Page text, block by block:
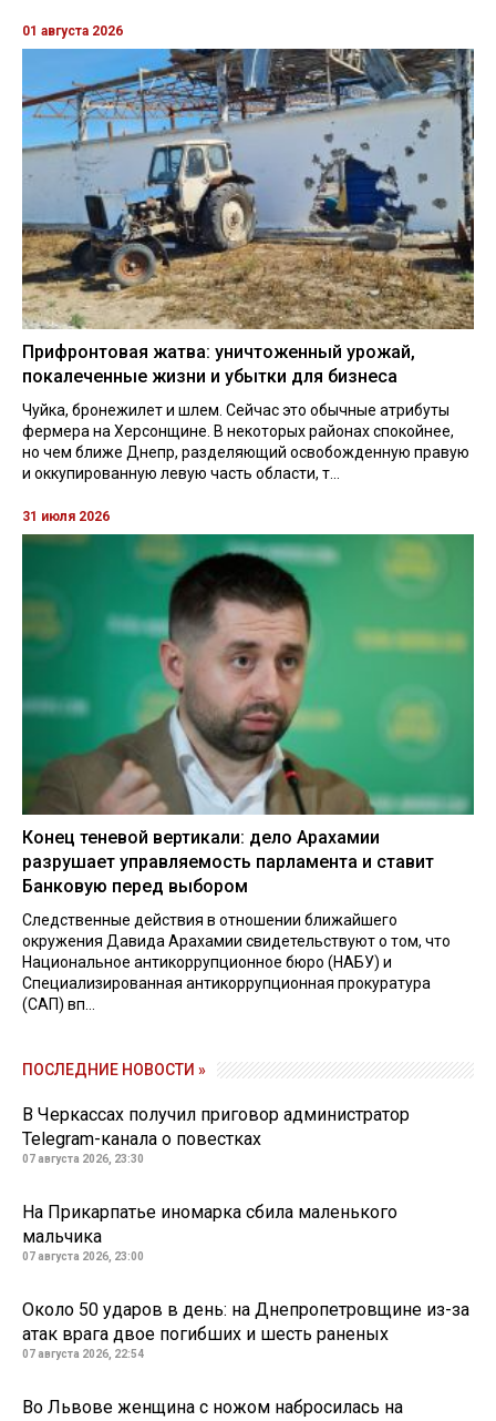
01 августа 2026
Прифронтовая жатва: уничтоженный урожай,
покалеченные жизни и убытки для бизнеса
Чуйка, бронежилет и шлем. Сейчас это обычные атрибуты
фермера на Херсонщине. В некоторых районах спокойнее,
но чем ближе Днепр, разделяющий освобожденную правую
и оккупированную левую часть области, т...
31 июля 2026
Конец теневой вертикали: дело Арахамии
разрушает управляемость парламента и ставит
Банковую перед выбором
Следственные действия в отношении ближайшего
окружения Давида Арахамии свидетельствуют о том, что
Национальное антикоррупционное бюро (НАБУ) и
Специализированная антикоррупционная прокуратура
(САП) вп...
ПОСЛЕДНИЕ НОВОСТИ »
В Черкассах получил приговор администратор
Telegram-канала о повестках
07 августа 2026, 23:30
На Прикарпатье иномарка сбила маленького
мальчика
07 августа 2026, 23:00
Около 50 ударов в день: на Днепропетровщине из-за
атак врага двое погибших и шесть раненых
07 августа 2026, 22:54
Во Львове женщина с ножом набросилась на